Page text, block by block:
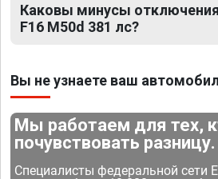
Каковы минусы отключения
F16 M50d 381 лс?
Вы не узнаете ваш
Мы работаем для тех,
почувствовать разницу.
Специалисты федеральной сети